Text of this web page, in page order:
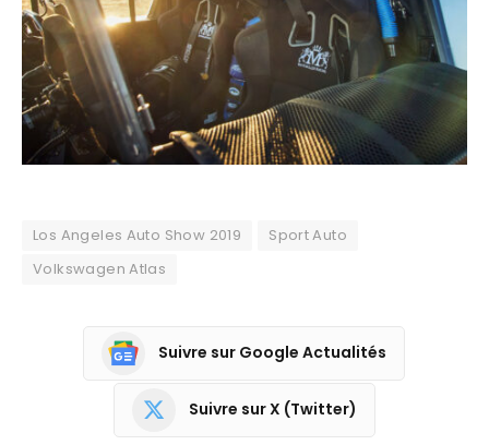
Los Angeles Auto Show 2019
Sport Auto
Volkswagen Atlas
Suivre sur Google Actualités
Suivre sur X (Twitter)